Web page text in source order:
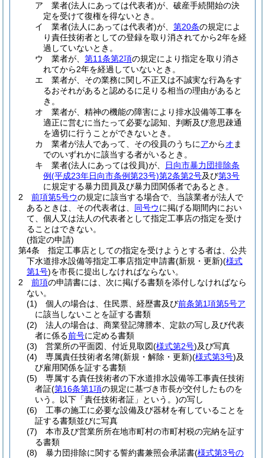
ア
業者(法人にあっては代表者)が、破産手続開始の決
定を受けて復権を得ないとき。
イ
業者(法人にあっては代表者)が、 第20条の規定によ
り責任技術者としての登録を取り消されてから2年を経
過していないとき。
ウ
業者が、 第11条第2項の規定により指定を取り消さ
れてから2年を経過していないとき。
エ
業者が、その業務に関し不正又は不誠実な行為をす
るおそれがあると認めるに足りる相当の理由があると
き。
オ
業者が、精神の機能の障害により排水設備等工事を
適正に営むに当たって必要な認知、判断及び意思疎通
を適切に行うことができないとき。
カ
業者が法人であって、その役員のうちにアからオ ま
でのいずれかに該当する者がいるとき。
キ
業者(法人にあっては役員)が、
日向市暴力団排除条
例(平成23年日向市条例第23号)第2条第2号及び第3号
に規定する暴力団員及び暴力団関係者であるとき。
2
前項第5号ウの規定に該当する場合で、当該業者が法人で
あるときは、その代表者は、 同号ウに掲げる期間内におい
て、個人又は法人の代表者として指定工事店の指定を受け
ることはできない。
(指定の申請)
第4条
指定工事店としての指定を受けようとする者は、公共
下水道排水設備等指定工事店指定申請書(新規・更新)(様式
第1号)を市長に提出しなければならない。
2
前項の申請書には、次に掲げる書類を添付しなければなら
ない。
(1)
個人の場合は、住民票、経歴書及び前条第1項第5号ア
に該当しないことを証する書類
(2)
法人の場合は、商業登記簿謄本、定款の写し及び代表
者に係る前号に定める書類
(3)
営業所の平面図、付近見取図(様式第2号)及び写真
(4)
専属責任技術者名簿(新規・解除・更新)(様式第3号)及
び雇用関係を証する書類
(5)
専属する責任技術者の下水道排水設備等工事責任技術
者証(第16条第1項の規定に基づき市長が交付したものを
いう。以下「責任技術者証」という。)の写し
(6)
工事の施工に必要な設備及び器材を有していることを
証する書類並びに写真
(7)
本市及び営業所所在地市町村の市町村税の完納を証す
る書類
(8)
暴力団排除に関する誓約書兼照会承諾書(様式第3号の